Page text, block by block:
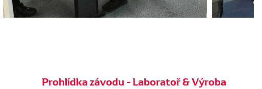
Prohlídka závodu - Laboratoř & Výroba